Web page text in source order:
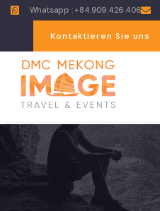
Whatsapp : +84.909.426.406
Kontaktieren Sie uns